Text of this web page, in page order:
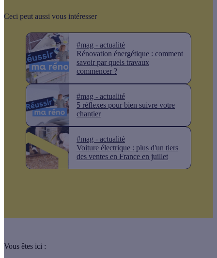
Ceci peut aussi vous intéresser
#mag - actualité
Rénovation énergétique : comment
savoir par quels travaux
commencer ?
#mag - actualité
5 réflexes pour bien suivre votre
chantier
#mag - actualité
Voiture électrique : plus d'un tiers
des ventes en France en juillet
Vous êtes ici :